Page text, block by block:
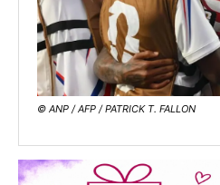
© ANP / AFP / PATRICK T. FALLON